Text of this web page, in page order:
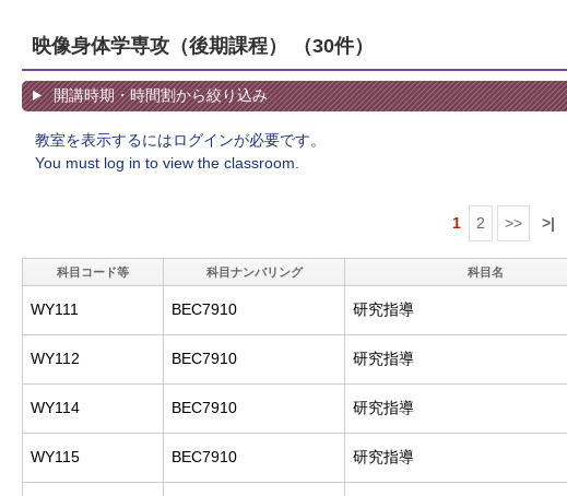
映像身体学専攻（後期課程） （30件）
開講時期・時間割から絞り込み
教室を表示するにはログインが必要です。
You must log in to view the classroom.
1 2 >> >|
科目コード等 科目ナンバリング 科目名
WY111 BEC7910 研究指導
WY112 BEC7910 研究指導
WY114 BEC7910 研究指導
WY115 BEC7910 研究指導